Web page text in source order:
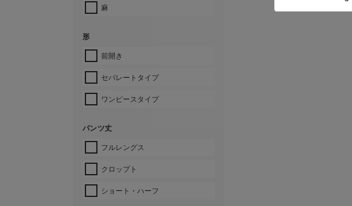
麻
形
前開き
セパレートタイプ
ワンピースタイプ
パンツ丈
フルレングス
クロップト
ショート・ハーフ